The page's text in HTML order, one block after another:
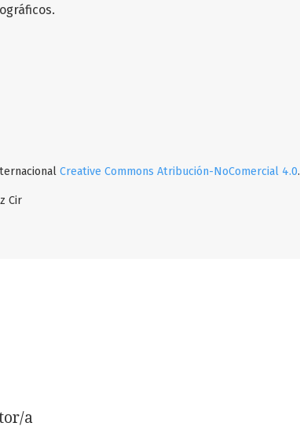
Creative Commons Atribución-NoComercial 4.0.
Cir
a